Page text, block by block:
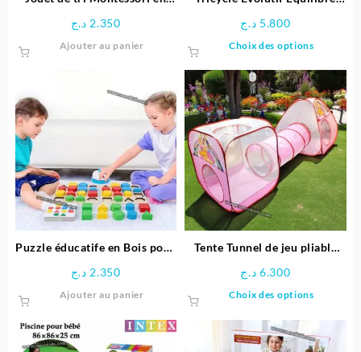
2.350 د.ج
Ajouter au panier
5.800 د.ج
Choix des options
Les
options
être
choisies
sur
la
page
Puzzle éducatife en Bois pour
2.350 د.ج
Ajouter au panier
Tente Tunnel de jeu pliable
6.300 د.ج
Choix des options